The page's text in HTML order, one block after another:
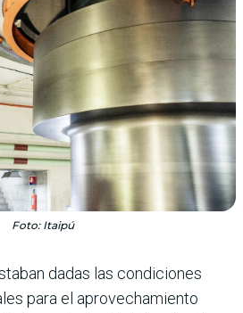
Foto: Itaipú
dadas las condiciones
para el aprovechamiento